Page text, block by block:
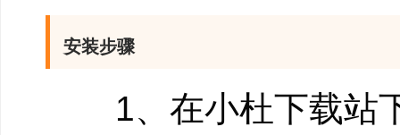
高亮文本、波浪线
安全
加密、数字签名、
安装步骤
1、在小杜下载站下